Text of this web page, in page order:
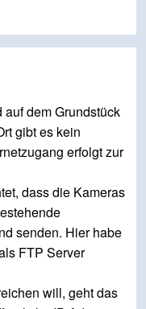
dem Grundstück
gibt es kein
erfolgt zur
dass die Kameras
senden. Hier habe
FTP Server
will, geht das